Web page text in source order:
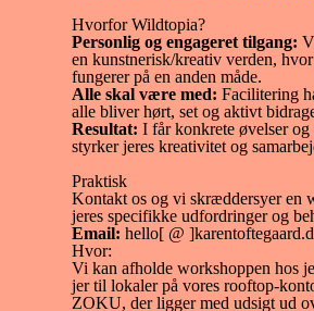
Hvorfor Wildtopia?
Personlig og engageret tilgang:
en kunstnerisk/kreativ verden,
fungerer på en anden måde.
Alle skal være med: Facilitering
alle bliver hørt, set og aktivt
Resultat: I får konkrete øvelser og
styrker jeres kreativitet og
Praktisk
Kontakt os og vi skræddersyer en
jeres specifikke udfordringer og
Email: hello[ @
Hvor:
Vi kan afholde workshoppen hos
jer til lokaler på vores rooftop-
ZOKU, der ligger med udsigt ud